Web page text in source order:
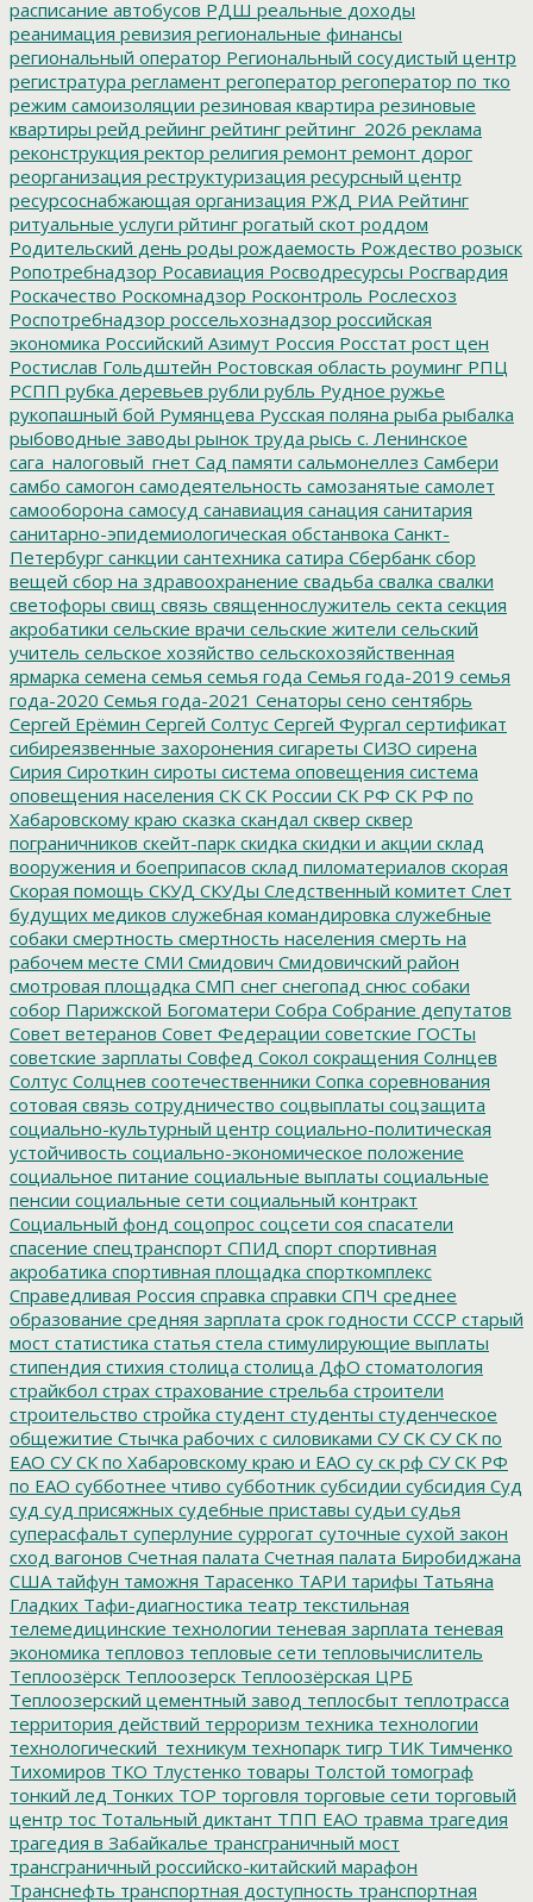
расписание автобусов РДШ реальные доходы
реанимация ревизия региональные финансы
региональный оператор Региональный сосудистый центр
регистратура регламент регоператор регоператор по тко
режим самоизоляции резиновая квартира резиновые
квартиры рейд рейинг рейтинг рейтинг_2026 реклама
реконструкция ректор религия ремонт ремонт дорог
реорганизация реструктуризация ресурсный центр
ресурсоснабжающая организация РЖД РИА Рейтинг
ритуальные услуги рйтинг рогатый скот роддом
Родительский день роды рождаемость Рождество розыск
Ропотребнадзор Росавиация Росводресурсы Росгвардия
Роскачество Роскомнадзор Росконтроль Рослесхоз
Роспотребнадзор россельхознадзор российская
экономика Российский Азимут Россия Росстат рост цен
Ростислав Гольдштейн Ростовская область роуминг РПЦ
РСПП рубка деревьев рубли рубль Рудное ружье
рукопашный бой Румянцева Русская поляна рыба рыбалка
рыбоводные заводы рынок труда рысь с. Ленинское
сага_налоговый_гнет Сад памяти сальмонеллез Самбери
самбо самогон самодеятельность самозанятые самолет
самооборона самосуд санавиация санация санитария
санитарно-эпидемиологическая обстанвока Санкт-
Петербург санкции сантехника сатира Сбербанк сбор
вещей сбор на здравоохранение свадьба свалка свалки
светофоры свищ связь священнослужитель секта секция
акробатики сельские врачи сельские жители сельский
учитель сельское хозяйство сельскохозяйственная
ярмарка семена семья семья года Семья года-2019 семья
года-2020 Семья года-2021 Сенаторы сено сентябрь
Сергей Ерёмин Сергей Солтус Сергей Фургал сертификат
сибиреязвенные захоронения сигареты СИЗО сирена
Сирия Сироткин сироты система оповещения система
оповещения населения СК СК России СК РФ СК РФ по
Хабаровскому краю сказка скандал сквер сквер
пограничников скейт-парк скидка скидки и акции склад
вооружения и боеприпасов склад пиломатериалов скорая
Скорая помощь СКУД СКУДы Следственный комитет Слет
будущих медиков служебная командировка служебные
собаки смертность смертность населения смерть на
рабочем месте СМИ Смидович Смидовичский район
смотровая площадка СМП снег снегопад снюс собаки
собор Парижской Богоматери Собра Собрание депутатов
Совет ветеранов Совет Федерации советские ГОСТы
советские зарплаты Совфед Сокол сокращения Солнцев
Солтус Солцнев соотечественники Сопка соревнования
сотовая связь сотрудничество соцвыплаты соцзащита
социально-культурный центр социально-политическая
устойчивость социально-экономическое положение
социальное питание социальные выплаты социальные
пенсии социальные сети социальный контракт
Социальный фонд соцопрос соцсети соя спасатели
спасение спецтранспорт СПИД спорт спортивная
акробатика спортивная площадка спорткомплекс
Справедливая Россия справка справки СПЧ среднее
образование средняя зарплата срок годности СССР старый
мост статистика статья стела стимулирующие выплаты
стипендия стихия столица столица ДфО стоматология
страйкбол страх страхование стрельба строители
строительство стройка студент студенты студенческое
общежитие Стычка рабочих с силовиками СУ СК СУ СК по
ЕАО СУ СК по Хабаровскому краю и ЕАО су ск рф СУ СК РФ
по ЕАО субботнее чтиво субботник субсидии субсидия Суд
суд суд присяжных судебные приставы судьи судья
суперасфальт суперлуние суррогат суточные сухой закон
сход вагонов Счетная палата Счетная палата Биробиджана
США тайфун таможня Тарасенко ТАРИ тарифы Татьяна
Гладких Тафи-диагностика театр текстильная
телемедицинские технологии теневая зарплата теневая
экономика тепловоз тепловые сети тепловычислитель
Теплоозёрск Теплоозерск Теплоозёрская ЦРБ
Теплоозерский цементный завод теплосбыт теплотрасса
территория действий терроризм техника технологии
технологический_техникум технопарк тигр ТИК Тимченко
Тихомиров ТКО Тлустенко товары Толстой томограф
тонкий лед Тонких ТОР торговля торговые сети торговый
центр тос Тотальный диктант ТПП ЕАО травма трагедия
трагедия в Забайкалье трансграничный мост
трансграничный российско-китайский марафон
Транснефть транспортная доступность транспортная